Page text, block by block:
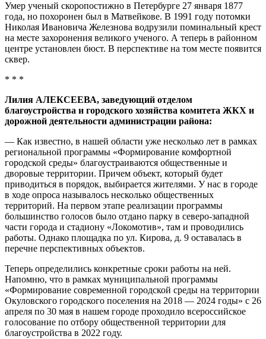
Умер ученый скоропостижно в Петербурге 27 января 1877
года, но похоронен был в Матвейкове. В 1991 году потомки
Николая Ивановича Железнова водрузили поминальный крест
на месте захоронения великого ученого. А теперь в районном
центре установлен бюст. В перспективе на том месте появится
сквер.
* * *
Лилия АЛЕКСЕЕВА, заведующий отделом
благоустройства и городского хозяйства комитета ЖКХ и
дорожной деятельности администрации района:
— Как известно, в нашей области уже несколько лет в рамках
региональной программы «Формирование комфортной
городской среды» благоустраиваются общественные и
дворовые территории. Причем объект, который будет
приводиться в порядок, выбирается жителями. У нас в городе
в ходе опроса называлось несколько общественных
территорий. На первом этапе реализации программы
большинство голосов было отдано парку в северо-западной
части города и стадиону «Локомотив», там и проводились
работы. Однако площадка по ул. Кирова, д. 9 оставалась в
перечне перспективных объектов.
Теперь определились конкретные сроки работы на ней.
Напомню, что в рамках муниципальной программы
«Формирование современной городской среды на территории
Окуловского городского поселения на 2018 — 2024 годы» с 26
апреля по 30 мая в нашем городе проходило всероссийское
голосование по отбору общественной территории для
благоустройства в 2022 году.